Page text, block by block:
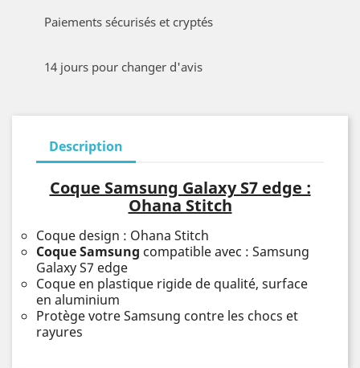
Paiements sécurisés et cryptés
14 jours pour changer d'avis
Description
Coque Samsung Galaxy S7 edge :
Ohana Stitch
Coque design : Ohana Stitch
Coque Samsung compatible avec : Samsung
Galaxy S7 edge
Coque en plastique rigide de qualité, surface
en aluminium
Protège votre Samsung contre les chocs et
rayures